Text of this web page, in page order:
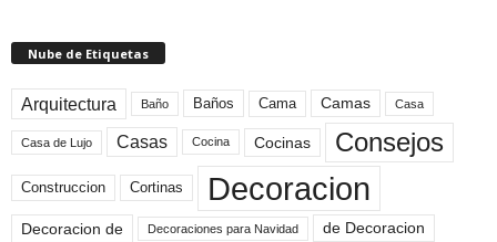
Nube de Etiquetas
Arquitectura Baño Baños Cama Camas Casa
Casa de Lujo Casas Cocina Cocinas Consejos
Construccion Cortinas Decoracion
Decoracion de Decoraciones para Navidad de Decoracion